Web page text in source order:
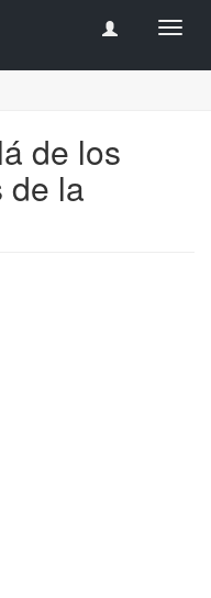
de los
de la